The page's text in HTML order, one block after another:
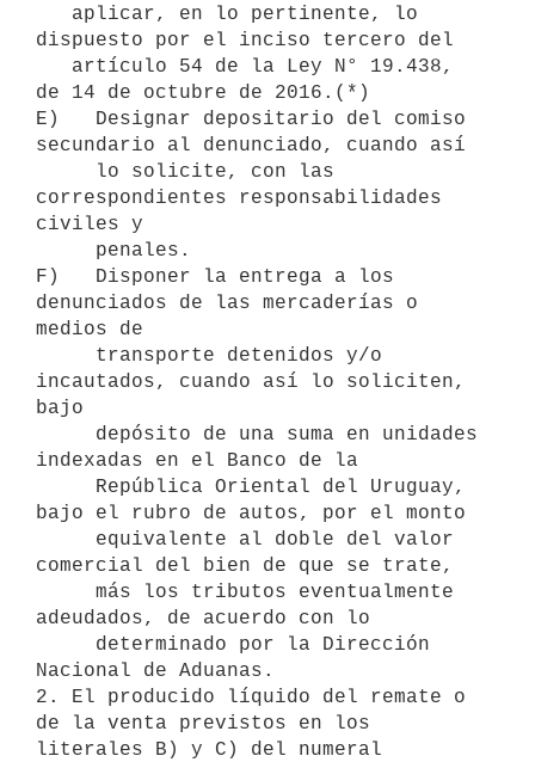
dispuesto por el inciso tercero del
de 14 de octubre de 2016.(*)
E)   Designar depositario del comiso
secundario al denunciado, cuando así
correspondientes responsabilidades
civiles y
F)   Disponer la entrega a los
denunciados de las mercaderías o
medios de
incautados, cuando así lo soliciten,
bajo
indexadas en el Banco de la
bajo el rubro de autos, por el monto
comercial del bien de que se trate,
adeudados, de acuerdo con lo
Nacional de Aduanas.
2. El producido líquido del remate o
de la venta previstos en los
literales B) y C) del numeral